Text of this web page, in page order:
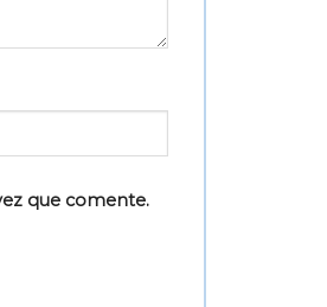
que comente.